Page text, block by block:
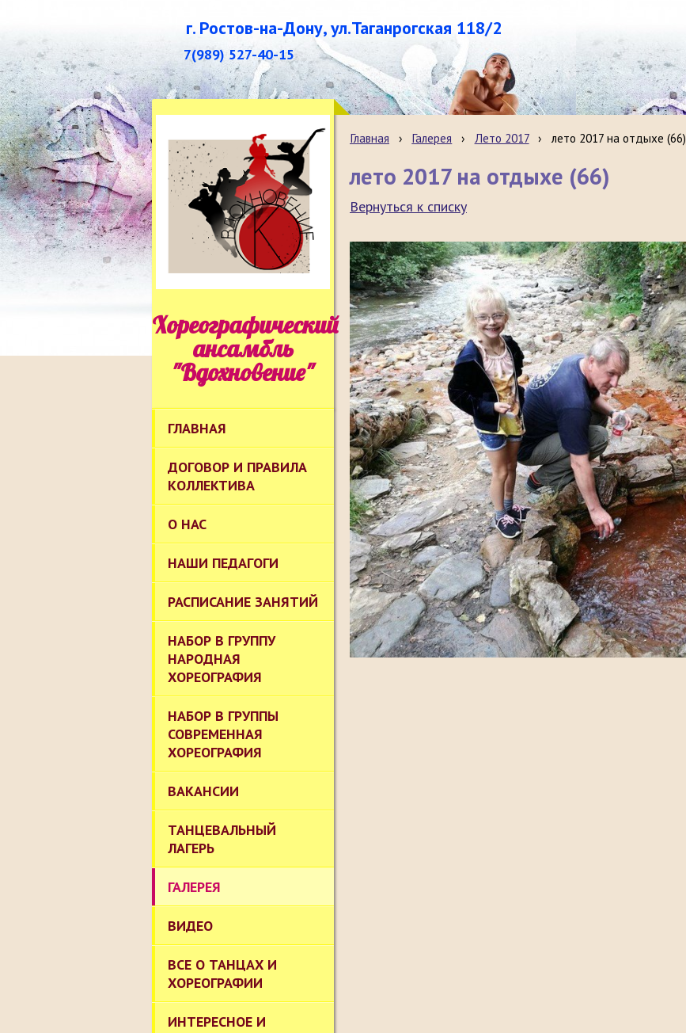
г. Ростов-на-Дону, ул.Таганрогская 118/2
7(989) 527-40-15
Хореографический
ансамбль
"Вдохновение"
ГЛАВНАЯ
ДОГОВОР И ПРАВИЛА
КОЛЛЕКТИВА
О НАС
НАШИ ПЕДАГОГИ
РАСПИСАНИЕ ЗАНЯТИЙ
НАБОР В ГРУППУ
НАРОДНАЯ
ХОРЕОГРАФИЯ
НАБОР В ГРУППЫ
СОВРЕМЕННАЯ
ХОРЕОГРАФИЯ
ВАКАНСИИ
ТАНЦЕВАЛЬНЫЙ
ЛАГЕРЬ
ГАЛЕРЕЯ
ВИДЕО
ВСЕ О ТАНЦАХ И
ХОРЕОГРАФИИ
ИНТЕРЕСНОЕ И
Главная › Галерея › Лето 2017 › лето 2017 на отдыхе (66)
лето 2017 на отдыхе (66)
Вернуться к списку